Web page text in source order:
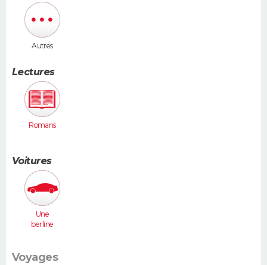
Autres
Lectures
Romans
Voitures
Une
berline
Voyages